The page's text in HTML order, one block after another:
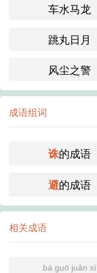
车水马龙
跳丸日月
风尘之警
成语组词
诛的成语
避的成语
相关成语
bá guō juǎn xí